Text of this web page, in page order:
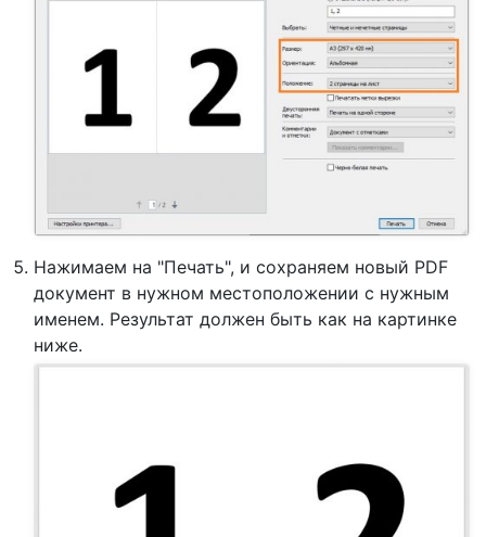
Нажимаем на "Печать", и сохраняем новый PDF
документ в нужном местоположении с нужным
именем. Результат должен быть как на картинке
ниже.